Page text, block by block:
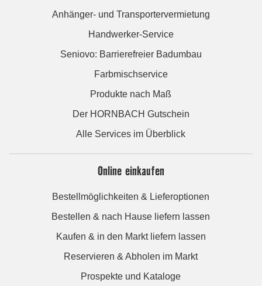
Anhänger- und Transportervermietung
Handwerker-Service
Seniovo: Barrierefreier Badumbau
Farbmischservice
Produkte nach Maß
Der HORNBACH Gutschein
Alle Services im Überblick
Online einkaufen
Bestellmöglichkeiten & Lieferoptionen
Bestellen & nach Hause liefern lassen
Kaufen & in den Markt liefern lassen
Reservieren & Abholen im Markt
Prospekte und Kataloge